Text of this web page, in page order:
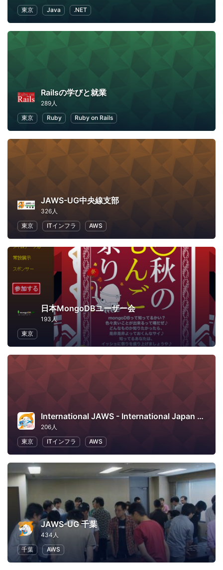
東京
Java .NET
Railsの学びと就業
289人
東京
Ruby Ruby on Rails
JAWS-UG中央線支部
326人
東京
ITインフラ AWS
日本MongoDBユーザー会
193人
東京
International JAWS - International Japan AWS User Group
206人
東京
ITインフラ AWS
JAWS-UG 千葉
434人
千葉
AWS